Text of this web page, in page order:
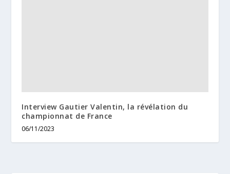
Interview Gautier Valentin, la révélation du
championnat de France
06/11/2023